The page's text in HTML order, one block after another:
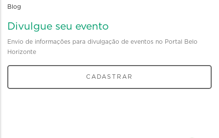
Blog
Divulgue seu evento
Envio de informações para divulgação de eventos no Portal Belo
Horizonte
CADASTRAR